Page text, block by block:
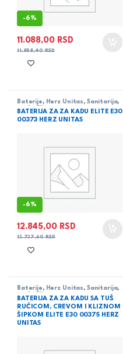
-6%
11.088,00 RSD
11.858,40RSD
Baterije , Herz Unitas , Sanitarija,
serija Elite
BATERIJA ZA ZA KADU ELITE E30
00373 HERZ UNITAS
-6%
12.845,00 RSD
13.737,60RSD
Baterije , Herz Unitas , Sanitarija,
serija Elite
BATERIJA ZA ZA KADU SA TUŠ
RUČICOM, CREVOM I KLIZNOM
ŠIPKOM ELITE E30 00375 HERZ
UNITAS